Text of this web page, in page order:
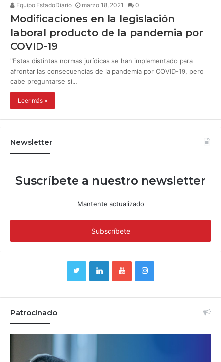
Equipo EstadoDiario marzo 18, 2021 0
Modificaciones en la legislación
laboral producto de la pandemia por
COVID-19
"Estas distintas normas jurídicas se han implementado para
afrontar las consecuencias de la pandemia por COVID-19, pero
cabe preguntarse si…
Leer más »
Newsletter
Suscríbete a nuestro newsletter
Mantente actualizado
Patrocinado